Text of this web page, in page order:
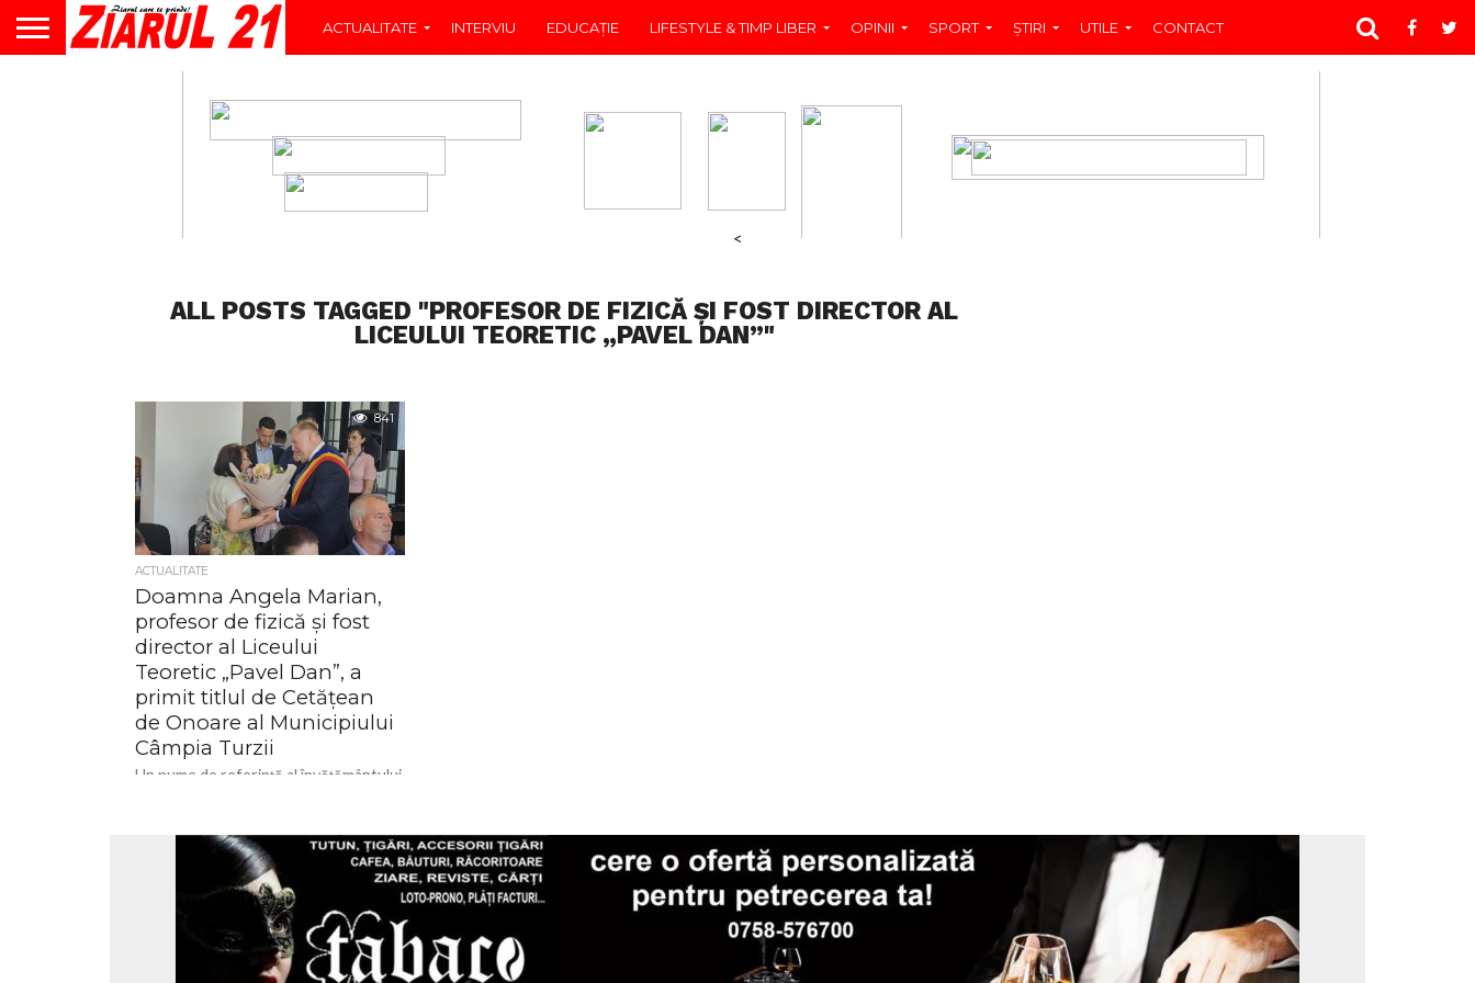
ACTUALITATE INTERVIU EDUCAŢIE LIFESTYLE & TIMP LIBER OPINII SPORT ŞTIRI UTILE CONTACT
<
ALL POSTS TAGGED "PROFESOR DE FIZICĂ ȘI FOST DIRECTOR AL
LICEULUI TEORETIC „PAVEL DAN”"
841
ACTUALITATE
Doamna Angela Marian,
profesor de fizică și fost
director al Liceului
Teoretic „Pavel Dan”, a
primit titlul de Cetățean
de Onoare al Municipiului
Câmpia Turzii
Un nume de referință al învățământului
locală. Consiliul Local a...